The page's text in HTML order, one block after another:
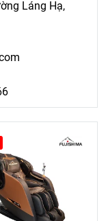
Láng Hạ,